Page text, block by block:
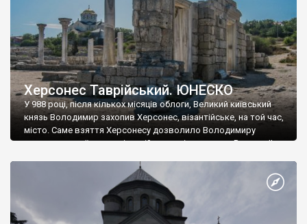
Херсонес Таврійський. ЮНЕСКО
У 988 році, після кількох місяців облоги, Великий київський
князь Володимир захопив Херсонес, візантійське, на той час,
місто. Саме взяття Херсонесу дозволило Володимиру
диктувати свої умови візантійському імператору Василю ІІ, та
Херсонесі Володимир-язичник, став Василем-християнином.
А потім було Хрещення Русі. На честь Херсонесу Таврійського